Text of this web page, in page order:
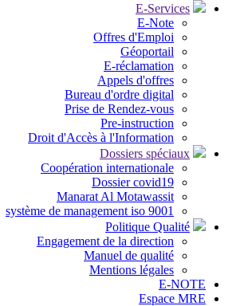
E-Services
E-Note
Offres d'Emploi
Géoportail
E-réclamation
Appels d'offres
Bureau d'ordre digital
Prise de Rendez-vous
Pre-instruction
Droit d'Accès à l'Information
Dossiers spéciaux
Coopération internationale
Dossier covid19
Manarat Al Motawassit
système de management iso 9001
Politique Qualité
Engagement de la direction
Manuel de qualité
Mentions légales
E-NOTE
Espace MRE